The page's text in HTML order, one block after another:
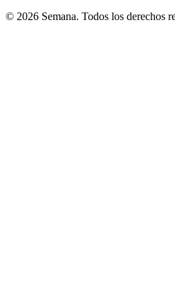
© 2026 Semana. Todos los derechos